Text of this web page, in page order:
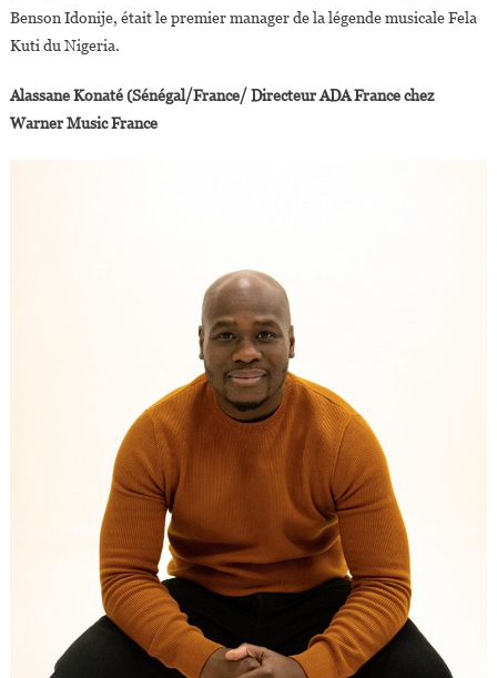
Benson Idonije, était le premier manager de la légende musicale Fela
Kuti du Nigeria.
Alassane Konaté (Sénégal/France/ Directeur ADA France chez
Warner Music France